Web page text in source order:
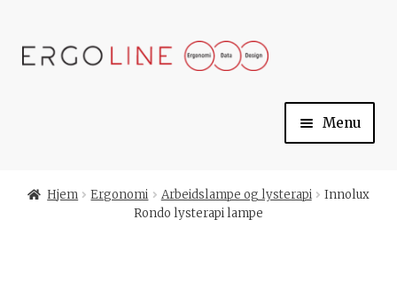
Skip
Skip
Menu
Hjem Ergonomi Arbeidslampe og lysterapi
Innolux
Rondo lysterapi lampe